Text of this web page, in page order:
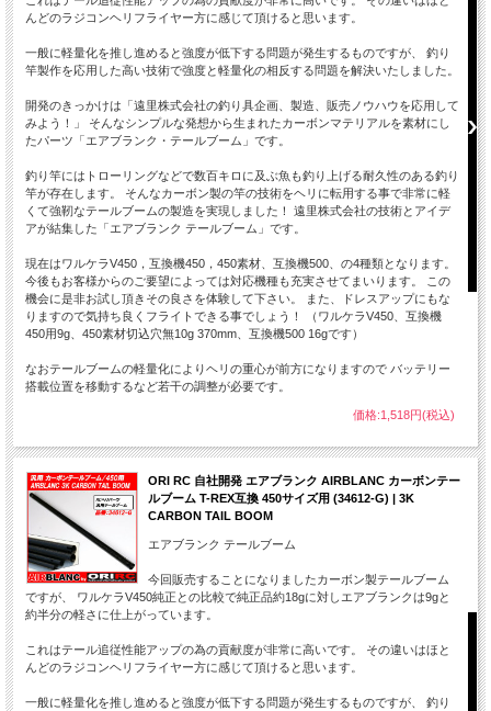
んどのラジコンヘリフライヤー方に感じて頂けると思います。
一般に軽量化を推し進めると強度が低下する問題が発生するものですが、 釣り
竿製作を応用した高い技術で強度と軽量化の相反する問題を解決いたしました。
開発のきっかけは「遠里株式会社の釣り具企画、製造、販売ノウハウを応用して
みよう！」 そんなシンプルな発想から生まれたカーボンマテリアルを素材にし
たパーツ「エアブランク・テールブーム」です。
釣り竿にはトローリングなどで数百キロに及ぶ魚も釣り上げる耐久性のある釣り
竿が存在します。 そんなカーボン製の竿の技術をヘリに転用する事で非常に軽
くて強靭なテールブームの製造を実現しました！ 遠里株式会社の技術とアイデ
アが結集した「エアブランク テールブーム」です。
現在はワルケラV450，互換機450，450素材、互換機500、の4種類となります。
今後もお客様からのご要望によっては対応機種も充実させてまいります。 この
機会に是非お試し頂きその良さを体験して下さい。 また、ドレスアップにもな
りますので気持ち良くフライトできる事でしょう！ （ワルケラV450、互換機
450用9g、450素材切込穴無10g 370mm、互換機500 16gです）
なおテールブームの軽量化によりヘリの重心が前方になりますので バッテリー
搭載位置を移動するなど若干の調整が必要です。
価格:1,518円(税込)
ORI RC 自社開発 エアブランク AIRBLANC カーボンテー
ルブーム T-REX互換 450サイズ用 (34612-G) | 3K
CARBON TAIL BOOM
エアブランク テールブーム
今回販売することになりましたカーボン製テールブーム
ですが、 ワルケラV450純正との比較で純正品約18gに対しエアブランクは9gと
約半分の軽さに仕上がっています。
これはテール追従性能アップの為の貢献度が非常に高いです。 その違いはほと
んどのラジコンヘリフライヤー方に感じて頂けると思います。
一般に軽量化を推し進めると強度が低下する問題が発生するものですが、 釣り